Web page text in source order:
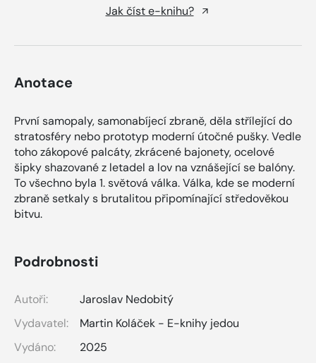
Jak číst e-knihu?
Anotace
První samopaly, samonabíjecí zbraně, děla střílející do
stratosféry nebo prototyp moderní útočné pušky. Vedle
toho zákopové palcáty, zkrácené bajonety, ocelové
šipky shazované z letadel a lov na vznášející se balóny.
To všechno byla 1. světová válka. Válka, kde se moderní
zbraně setkaly s brutalitou připomínající středověkou
bitvu.
Podrobnosti
Autoři:
Jaroslav Nedobitý
Vydavatel:
Martin Koláček - E-knihy jedou
Vydáno:
2025